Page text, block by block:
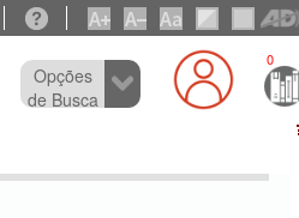
0
Opções
de Busca